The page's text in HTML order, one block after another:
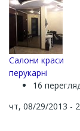
Салони краси
перукарні
16
чт, 08/29/2013 -